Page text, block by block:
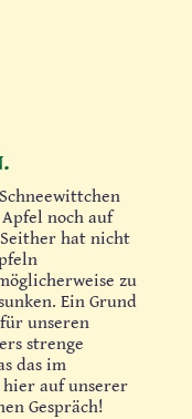
noch auf
hat nicht
zu
Ein Grund
unseren
strenge
das im
auf unserer
Gespräch!